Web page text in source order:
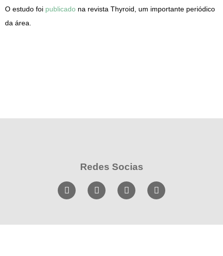
O estudo foi publicado na revista Thyroid, um importante periódico
da área.
Redes Socias